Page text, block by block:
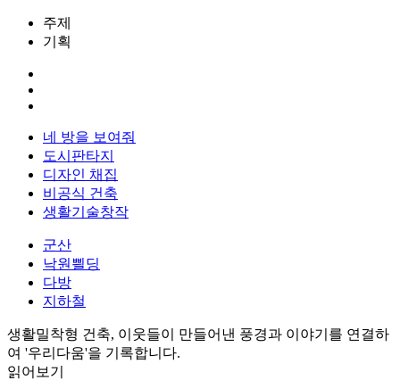
주제
기획
네 방을 보여줘
도시판타지
디자인 채집
비공식 건축
생활기술창작
군산
낙원쁼딩
다방
지하철
생활밀착형 건축, 이웃들이 만들어낸 풍경과 이야기를 연결하
여 '우리다움'을 기록합니다.
읽어보기